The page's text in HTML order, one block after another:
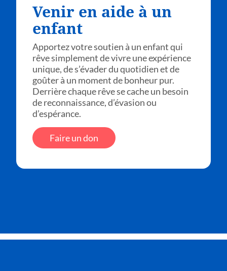
Venir en aide à un
enfant
Apportez votre soutien à un enfant qui
rêve simplement de vivre une expérience
unique, de s’évader du quotidien et de
goûter à un moment de bonheur pur.
Derrière chaque rêve se cache un besoin
de reconnaissance, d’évasion ou
d’espérance.
Faire un don